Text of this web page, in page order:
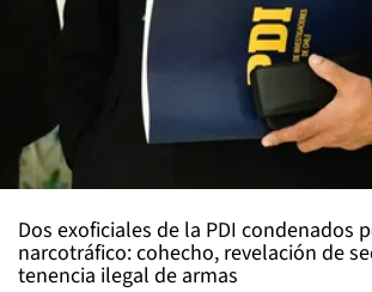
Dos exoficiales de la PDI condenados
narcotráfico: cohecho, revelación de
tenencia ilegal de armas